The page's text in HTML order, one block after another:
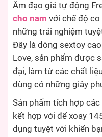
Âm đạo giả tự động
cho nam với chế độ
những trải nghiệm
Đây là dòng sextoy
Love, sản phẩm được
đại, làm từ các chất
dùng có những giây
Sản phẩm tích hợp
kết hợp với đế xoay
dụng tuyệt vời khiến